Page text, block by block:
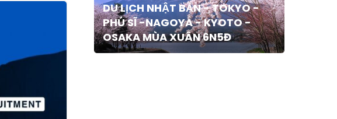
DU LỊCH NHẬT BẢN - TOKYO -
PHÚ SĨ -NAGOYA - KYOTO -
OSAKA MÙA XUÂN 6N5Đ